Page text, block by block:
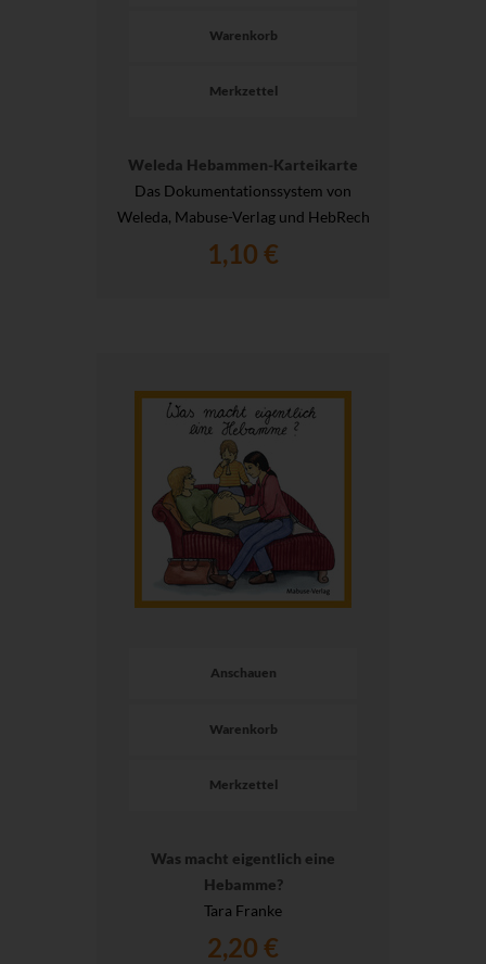
Warenkorb
Merkzettel
Weleda Hebammen-Karteikarte
Das Dokumentationssystem von
Weleda, Mabuse-Verlag und HebRech
1,10 €
Anschauen
Warenkorb
Merkzettel
Was macht eigentlich eine
Hebamme?
Tara Franke
2,20 €